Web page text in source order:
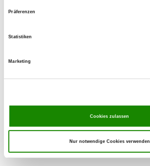
Präferenzen
Statistiken
Marketing
Cookies zulassen
Nur notwendige Cookies verwenden
Freienhufener Str. 107
OG - Ruhland
01945 Ruhland